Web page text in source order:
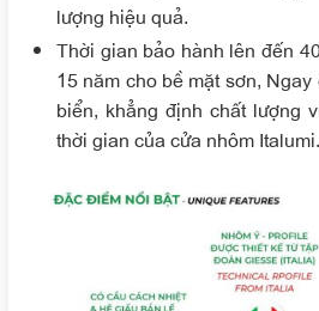
lượng hiệu quả.
Thời gian bảo hành lên đến
15 năm cho bề mặt sơn,
biển, khẳng định chất lượng
thời gian của cửa nhôm Italumi.